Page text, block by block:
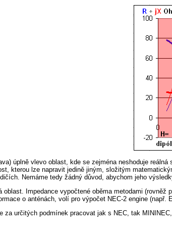
úplně vlevo oblast, kde se zejména neshoduje
kterou lze napravit jedině jiným, složitým
Nemáme tedy žádný důvod, abychom jeho
oblast. Impedance vypočtené oběma metodami
o anténách, volí pro výpočet NEC-2 engine (např.
za určitých podmínek pracovat jak s NEC, tak